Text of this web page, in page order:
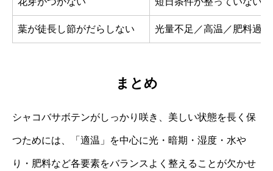
葉が徒長し節がだらしない 光量不足／高温／肥料過多
まとめ
シャコバサボテンがしっかり咲き、美しい状態を長く保
つためには、「適温」を中心に光・暗期・湿度・水や
り・肥料など各要素をバランスよく整えることが欠かせ